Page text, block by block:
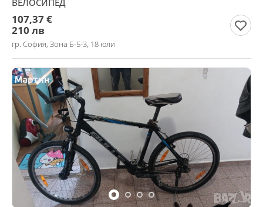
ВЕЛОСИПЕД
107,37 €
210 лв
гр. София, Зона Б-5-3, 18 юли